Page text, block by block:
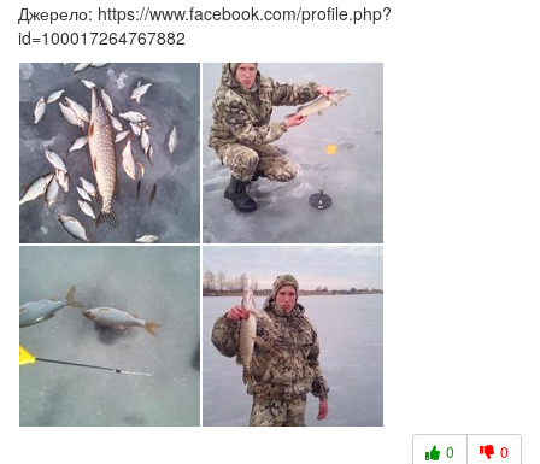
Джерело: https://www.facebook.com/profile.php?
id=100017264767882
0 0